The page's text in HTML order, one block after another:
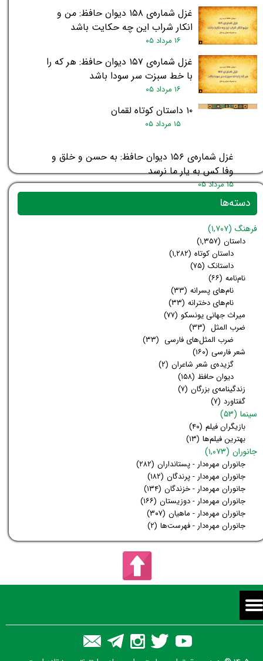
غزل شماره‌ی ۱۵۸ دیوان حافظ: من و
انکار شراب این چه حکایت باشد
۱۶ مرداد ۰۵
غزل شماره‌ی ۱۵۷ دیوان حافظ: هر که را
با خط سبزت سر سودا باشد
۱۶ مرداد ۰۵
۱۰ داستان کوتاه لقمان
۱۵ مرداد ۰۵
غزل شماره‌ی ۱۵۶ دیوان حافظ: به حسن
و خلق و وفا کس به یار ما نرسد
۱۵ مرداد ۰۵
دسته‌ها
(۱,۷۰۷)
داستان (۱,۳۵۷)
داستان کوتاه
داستانک (۷۵)
نام‌نامه (۶۶)
نام‌های پسرانه (۳۳)
نام‌های دخترانه
میراث جهانی یونسکو (۷۷)
ضرب المثل (۳۳)
ضرب المثل‌های فارسی (۳۳)
شعر فارسی (۱۶۰)
گزیده‌ی شعر شاعران
دیوان حافظ
زندگینامه‌ی بزرگان
گفتاورد (۷)
سینما (۵۳)
بازیگران فیلم
بهترین فیلم‌ها (۱۳)
جانوران (۱,۰۷۳)
جانوران مهره‌دار - پستانداران (۲۸۲)
جانوران مهره‌دار - پرندگان (۱۸۲)
جانوران مهره‌دار - خزندگان (۱۳۴)
جانوران مهره‌دار - دوزیستان (۱۶۶)
جانوران مهره‌دار - ماهیان (۳۰۷)